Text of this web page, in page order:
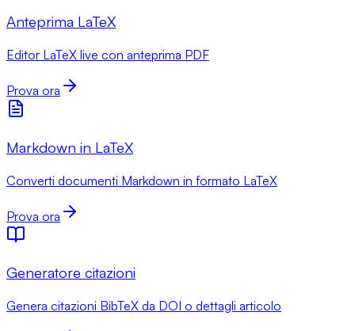
Anteprima LaTeX
Editor LaTeX live con anteprima PDF
Prova ora
Markdown in LaTeX
Converti documenti Markdown in formato LaTeX
Prova ora
Generatore citazioni
Genera citazioni BibTeX da DOI o dettagli articolo